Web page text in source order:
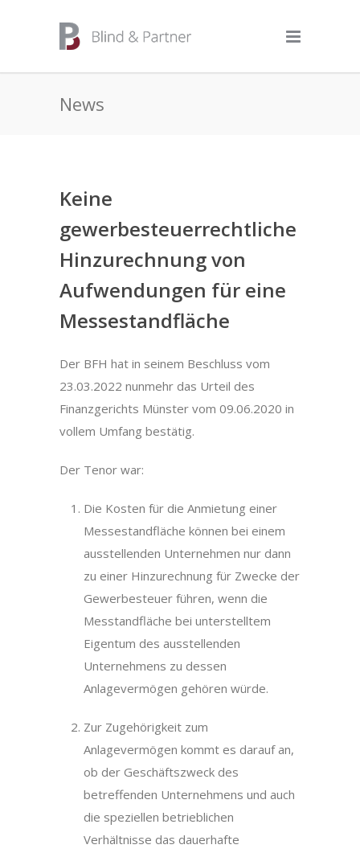
News
Keine
gewerbesteuerrechtliche
Hinzurechnung von
Aufwendungen für eine
Messestandfläche
Der BFH hat in seinem Beschluss vom
23.03.2022 nunmehr das Urteil des
Finanzgerichts Münster vom 09.06.2020 in
vollem Umfang bestätig.
Der Tenor war:
Die Kosten für die Anmietung einer
Messestandfläche können bei einem
ausstellenden Unternehmen nur dann
zu einer Hinzurechnung für Zwecke der
Gewerbesteuer führen, wenn die
Messtandfläche bei unterstelltem
Eigentum des ausstellenden
Unternehmens zu dessen
Anlagevermögen gehören würde.
Zur Zugehörigkeit zum
Anlagevermögen kommt es darauf an,
ob der Geschäftszweck des
betreffenden Unternehmens und auch
die speziellen betrieblichen
Verhältnisse das dauerhafte